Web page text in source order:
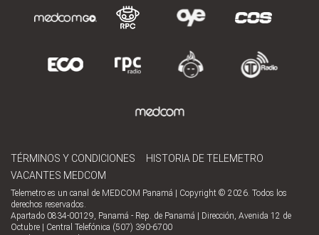
TÉRMINOS Y CONDICIONES
HISTORIA DE TELEMETRO
VACANTES MEDCOM
Telemetro es un canal de MEDCOM Panamá | Copyright © 2026. Todos los
derechos reservados.
Apartado 0834-00129, Panamá - Rep. de Panamá | Dirección, Avenida 12 de
Octubre | Central Telefónica (507) 390-6700